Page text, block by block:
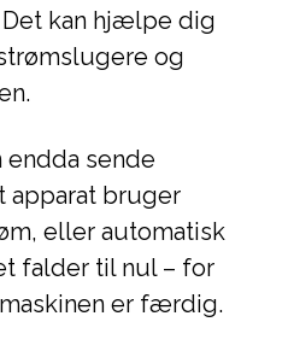
kan hjælpe dig
og
sende
apparat bruger
eller automatisk
falder til nul – for
er færdig.